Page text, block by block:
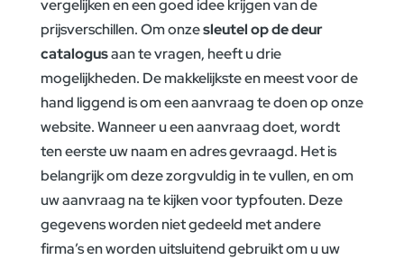
vergelijken en een goed idee krijgen van de
prijsverschillen. Om onzesleutel op de deur
catalogusaan te vragen, heeft u drie
mogelijkheden. De makkelijkste en meest voor de
hand liggend is om een aanvraag te doen op onze
website. Wanneer u een aanvraag doet, wordt
ten eerste uw naam en adres gevraagd. Het is
belangrijk om deze zorgvuldig in te vullen, en om
uw aanvraag na te kijken voor typfouten. Deze
gegevens worden niet gedeeld met andere
firma’s en worden uitsluitend gebruikt om u uw